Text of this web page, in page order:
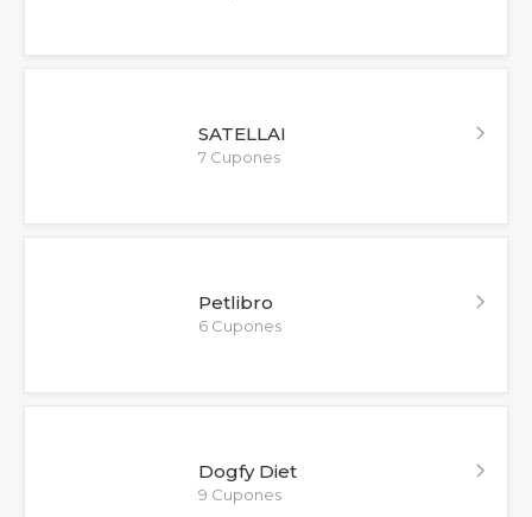
SATELLAI
7 Cupones
Petlibro
6 Cupones
Dogfy Diet
9 Cupones